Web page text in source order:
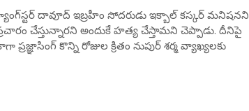
దావూద్ ఇబ్రహీం సోదరుడు ఇక్బాల్ కస్కర్ మనిషనని
చేస్తున్నారని అందుకే హత్య చేస్తామని చెప్పాడు. దీనిపై
కొన్ని రోజుల క్రితం నుపుర్ శర్మ వ్యాఖ్యలకు